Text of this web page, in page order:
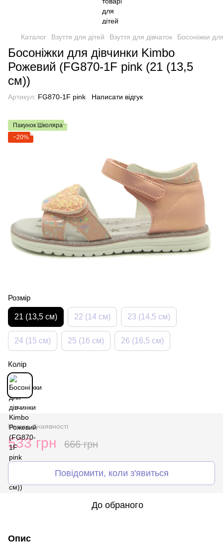
Каталог Взуття для дітей Взуття для дівчаток Босоніжки
Босоніжки для дівчинки Kimbo
Рожевий (FG870-1F pink (21 (13,5
см))
Артикул: FG870-1F pink Написати відгук
Пакунок Школяра
−20%
Розмір
21 (13,5 см) 22 (14 см) 23 (14,5 см)
24 (15 см) 25 (16 см) 26 (16,5 см)
Колір
Немає в наявності
533 грн 666 грн
Повідомити, коли з'явиться
До обраного
Опис